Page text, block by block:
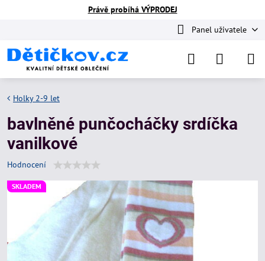
Právě probíhá VÝPRODEJ
Panel uživatele
SKLADEM
Holky 2-9 let
bavlněné punčocháčky srdíčka
vanilkové
Hodnocení